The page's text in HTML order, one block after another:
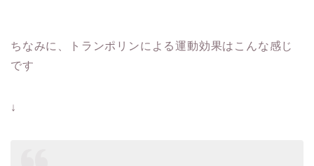
ちなみに、トランポリンによる運動効果はこんな感じ
です
↓